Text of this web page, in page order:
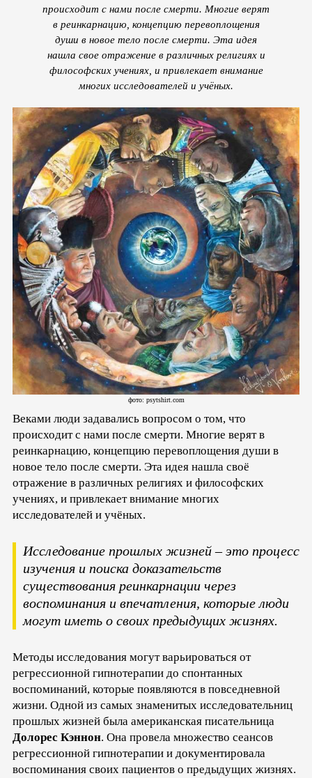
происходит с нами после смерти. Многие верят
в реинкарнацию, концепцию перевоплощения
души в новое тело после смерти. Эта идея
нашла свое отражение в различных религиях и
философских учениях, и привлекает внимание
многих исследователей и учёных.
фото: psytshirt.com
Веками люди задавались вопросом о том, что
происходит с нами после смерти. Многие верят в
реинкарнацию, концепцию перевоплощения души в
новое тело после смерти. Эта идея нашла своё
отражение в различных религиях и философских
учениях, и привлекает внимание многих
исследователей и учёных.
Исследование прошлых жизней – это процесс
изучения и поиска доказательств
существования реинкарнации через
воспоминания и впечатления, которые люди
могут иметь о своих предыдущих жизнях.
Методы исследования могут варьироваться от
регрессионной гипнотерапии до спонтанных
воспоминаний, которые появляются в повседневной
жизни. Одной из самых знаменитых исследовательниц
прошлых жизней была американская писательница
Долорес Кэннон. Она провела множество сеансов
регрессионной гипнотерапии и документировала
воспоминания своих пациентов о предыдущих жизнях.